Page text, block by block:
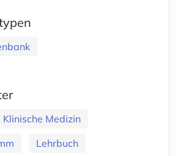
Klinische Medizin
Lehrbuch